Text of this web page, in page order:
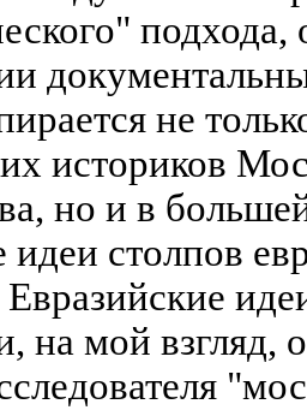
подхода,
не
историков
но и в
столпов
Евразийские
на мой взгляд,